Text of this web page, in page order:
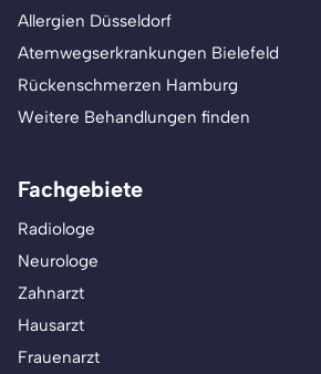
Allergien Düsseldorf
Atemwegserkrankungen Bielefeld
Rückenschmerzen Hamburg
Weitere Behandlungen finden
Fachgebiete
Radiologe
Neurologe
Zahnarzt
Hausarzt
Frauenarzt